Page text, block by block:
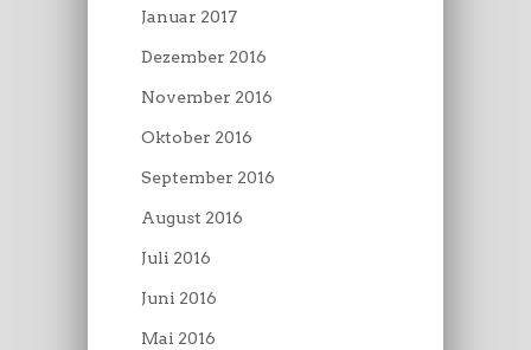
Januar 2017
Dezember 2016
November 2016
Oktober 2016
September 2016
August 2016
Juli 2016
Juni 2016
Mai 2016